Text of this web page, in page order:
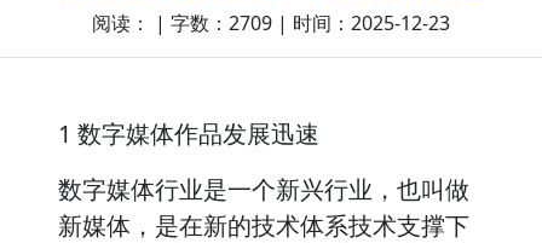
阅读： | 字数：2709 | 时间：2025-12-23
1 数字媒体作品发展迅速
数字媒体行业是一个新兴行业，也叫做
新媒体，是在新的技术体系技术支撑下